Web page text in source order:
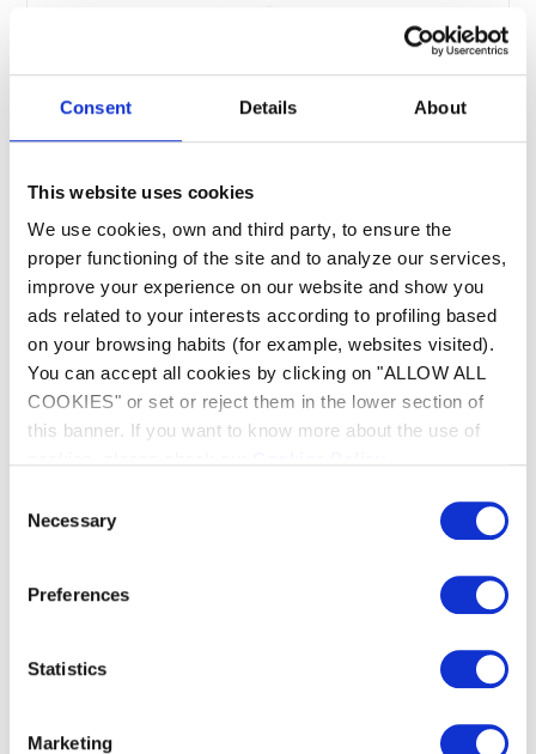
Consent Details About
This website uses cookies
We use cookies, own and third party, to ensure the
proper functioning of the site and to analyze our services,
improve your experience on our website and show you
ads related to your interests according to profiling based
on your browsing habits (for example, websites visited).
You can accept all cookies by clicking on "ALLOW ALL
COOKIES" or set or reject them in the lower section of
this banner. If you want to know more about the use of
Selection
Necessary
Preferences
Statistics
Marketing
Disponible en 5 capacités
Il peut être utilisé pour des piscines de
différentes tailles. Il est disponible en 5